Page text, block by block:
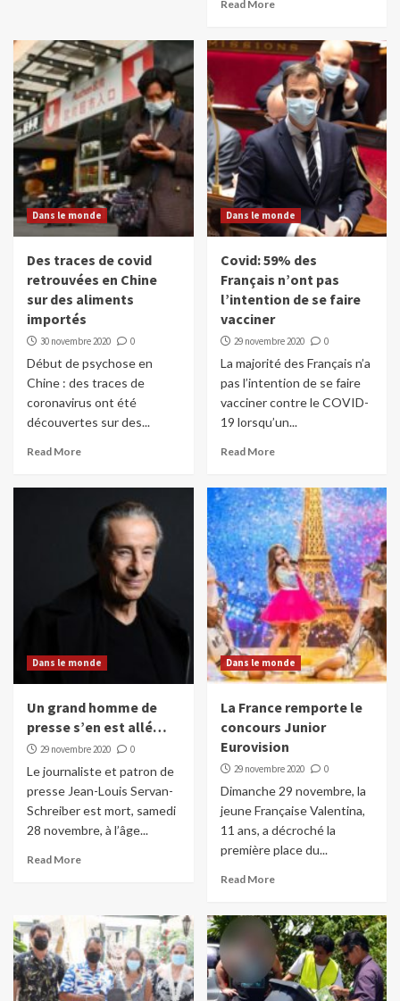
Read More
Dans le monde
Des traces de covid
retrouvées en Chine
sur des aliments
importés
30 novembre 2020 0
Début de psychose en
Chine : des traces de
coronavirus ont été
découvertes sur des...
Read More
Dans le monde
Covid: 59% des
Français n’ont pas
l’intention de se faire
vacciner
29 novembre 2020 0
La majorité des Français n’a
pas l’intention de se faire
vacciner contre le COVID-
19 lorsqu’un...
Read More
Dans le monde
Un grand homme de
presse s’en est allé…
29 novembre 2020 0
Le journaliste et patron de
presse Jean-Louis Servan-
Schreiber est mort, samedi
28 novembre, à l’âge...
Read More
Dans le monde
La France remporte le
concours Junior
Eurovision
29 novembre 2020 0
Dimanche 29 novembre, la
jeune Française Valentina,
11 ans, a décroché la
première place du...
Read More